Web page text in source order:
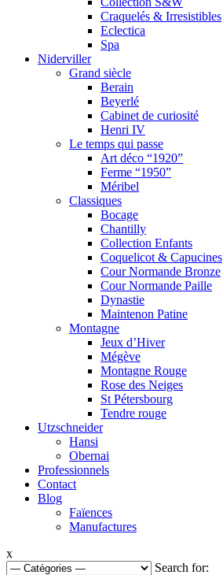
Craquelés & Irresistibles
Eclectica
Spa
Niderviller
Grand siècle
Berain
Beyerlé
Cabinet de curiosité
Henri IV
Le temps qui passe
Art déco “1920”
Ferme “1950”
Méribel
Classiques
Bocage
Chantilly
Collection Enfants
Coquelicot & Capucines
Cour Normande Bronze
Cour Normande Paille
Dynastie
Maintenon Patine
Montagne
Jeux d’Hiver
Mégève
Montagne Rouge
Rose des Neiges
St Pétersbourg
Tendre rouge
Utzschneider
Hansi
Obernai
Professionnels
Contact
Blog
Faïences
Manufactures
x
Search for: